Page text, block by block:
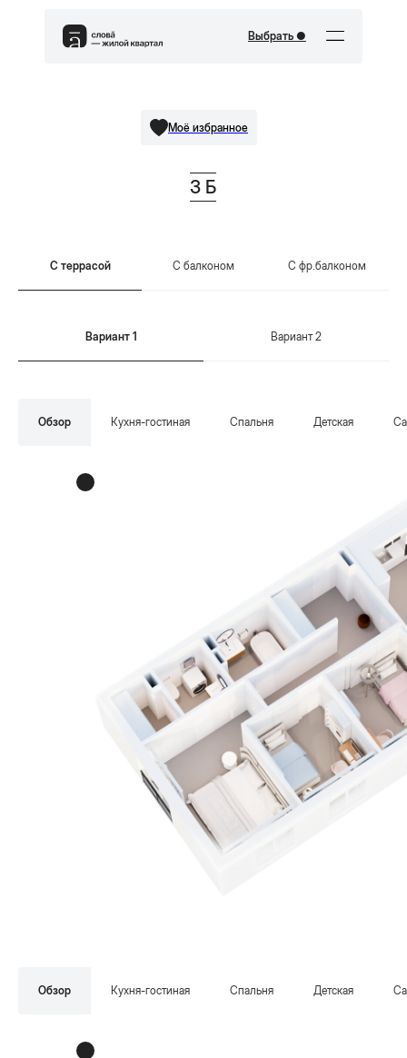
Выбрать ●
Моё избранное
3 Б
С террасой С балконом С фр.балконом
Вариант 1 Вариант 2
Обзор Кухня-гостиная Спальня Детская
Обзор Кухня-гостиная Спальня Детская